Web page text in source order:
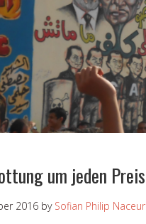
um jeden Preis
2016 by Sofian Philip Naceur